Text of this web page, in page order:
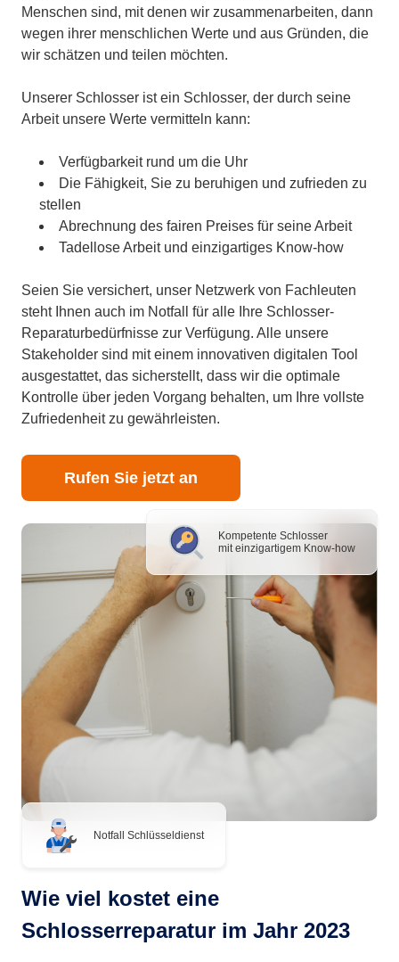
Kompetente Schlosser
mit einzigartigem Know-how
Notfall Schlüsseldienst
Menschen sind, mit denen wir zusammenarbeiten, dann
wegen ihrer menschlichen Werte und aus Gründen, die
wir schätzen und teilen möchten.
Unserer Schlosser ist ein Schlosser, der durch seine
Arbeit unsere Werte vermitteln kann:
Verfügbarkeit rund um die Uhr
Die Fähigkeit, Sie zu beruhigen und zufrieden zu
stellen
Abrechnung des fairen Preises für seine Arbeit
Tadellose Arbeit und einzigartiges Know-how
Seien Sie versichert, unser Netzwerk von Fachleuten
steht Ihnen auch im Notfall für alle Ihre Schlosser-
Reparaturbedürfnisse zur Verfügung. Alle unsere
Stakeholder sind mit einem innovativen digitalen Tool
ausgestattet, das sicherstellt, dass wir die optimale
Kontrolle über jeden Vorgang behalten, um Ihre vollste
Zufriedenheit zu gewährleisten.
Rufen Sie jetzt an
Wie viel kostet eine
Schlosserreparatur im Jahr 2023